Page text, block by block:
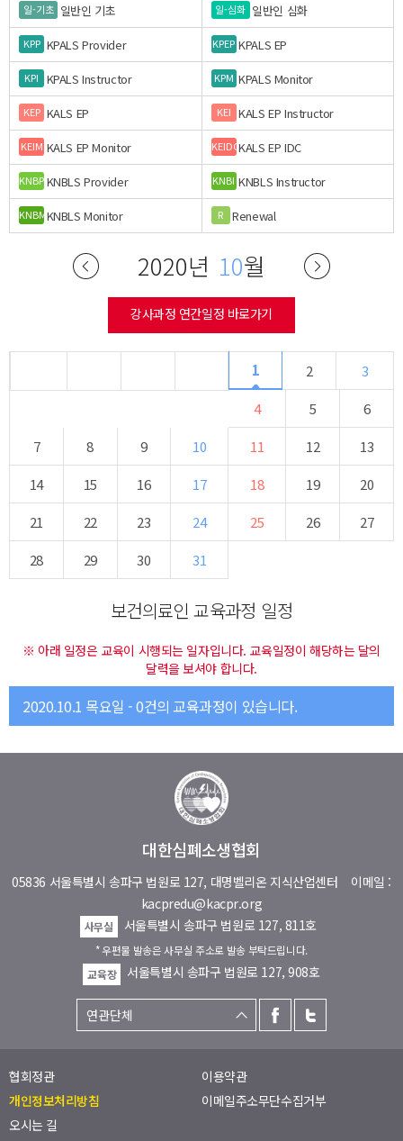
일-기초 일반인 기초 일-심화 일반인 심화
KPP KPALS Provider KPEP KPALS EP
KPI KPALS Instructor KPM KPALS Monitor
KEP KALS EP KEI KALS EP Instructor
KEIM KALS EP Monitor KEIDCKALS EP IDC
KNBPKNBLS Provider KNBI KNBLS Instructor
KNBMKNBLS Monitor R Renewal
2020년 10월
강사과정 연간일정 바로가기
1 2
3
4
5
6
7
8 9 10 11 12
13
14
15 16 17 18 19
20
21
22 23 24 25 26
27
28
29 30 31
보건의료인 교육과정 일정
※ 아래 일정은 교육이 시행되는 일자입니다. 교육일정이 해당하는 달의
달력을 보셔야 합니다.
2020.10.1 목요일 - 0건의 교육과정이 있습니다.
대한심폐소생협회
05836 서울특별시 송파구 법원로 127, 대명벨리온 지식산업센터 이메일 :
kacpredu@kacpr.org
사무실 서울특별시 송파구 법원로 127, 811호
* 우편물 발송은 사무실 주소로 발송 부탁드립니다.
교육장
서울특별시 송파구 법원로 127, 908호
협회정관
이용약관
개인정보처리방침
이메일주소무단수집거부
오시는 길